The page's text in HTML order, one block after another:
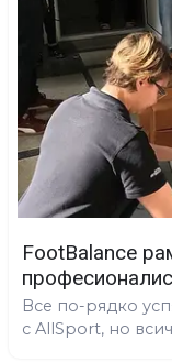
FootBalance
Все по-рядко
с AllSport, но